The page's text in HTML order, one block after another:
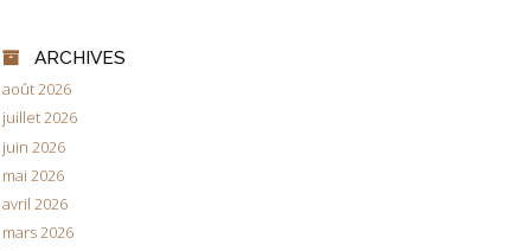
ARCHIVES
août 2026
juillet 2026
juin 2026
mai 2026
avril 2026
mars 2026